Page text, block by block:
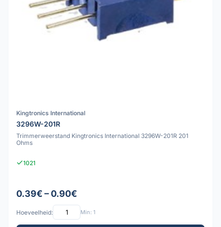
Kingtronics International
3296W-201R
Trimmerweerstand Kingtronics International 3296W-201R 201
Ohms
1021
0.39€ – 0.90€
Hoeveelheid: Min: 1